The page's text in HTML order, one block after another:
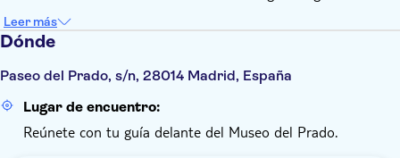
Leer más
Dónde
Paseo del Prado, s/n, 28014 Madrid, España
Lugar de encuentro:
Reúnete con tu guía delante del Museo del Prado.